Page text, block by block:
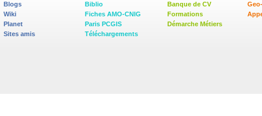
Blogs
Wiki
Planet
Sites amis
Biblio
Fiches AMO-CNIG
Paris PCGIS
Téléchargements
Banque de CV
Formations
Démarche Métiers